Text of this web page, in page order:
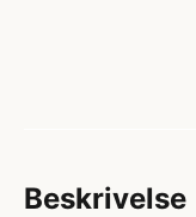
Beskrivelse